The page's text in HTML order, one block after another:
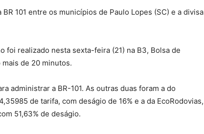
101 entre os municípios de Paulo Lopes (SC) e a divisa
foi realizado nesta sexta-feira (21) na B3, Bolsa de
de 20 minutos.
administrar a BR-101. As outras duas foram a do
de tarifa, com deságio de 16% e a da EcoRodovias,
51,63% de deságio.